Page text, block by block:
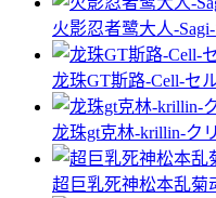
火影忍者鹭大人-
龙珠GT斯路-Cell-セ
龙珠gt克林-krillin-ク
超巨乳死神松本乱菊